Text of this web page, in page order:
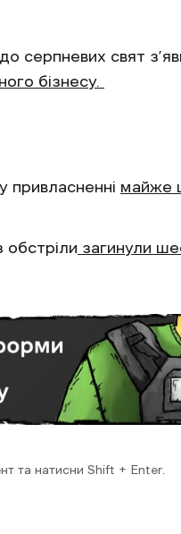
серпневих свят
бізнесу.
привласненні майже
обстріли загинули
та натисни Shift + Enter.